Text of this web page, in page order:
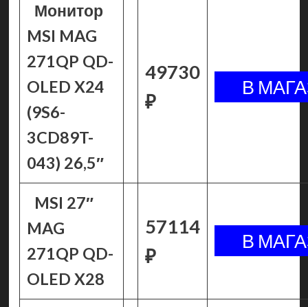
Монитор
MSI MAG
271QP QD-
OLED X24
(9S6-
3CD89T-
043) 26,5″
49730
₽
MSI 27″
MAG
271QP QD-
OLED X28
57114
₽